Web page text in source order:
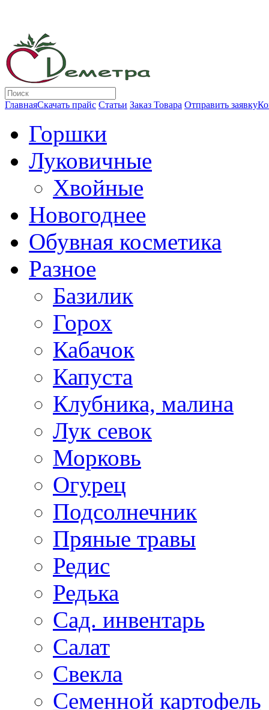
ГлавнаяСкачать прайс Статьи Заказ Товара Отправить заявку
Горшки
Луковичные
Хвойные
Новогоднее
Обувная косметика
Разное
Базилик
Горох
Кабачок
Капуста
Клубника, малина
Лук севок
Морковь
Огурец
Подсолнечник
Пряные травы
Редис
Редька
Сад. инвентарь
Салат
Свекла
Семенной картофель